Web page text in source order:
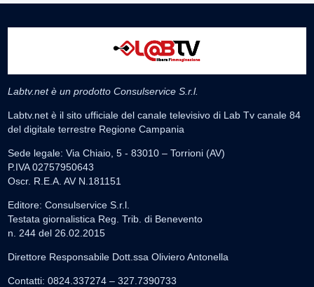
Labtv.net è un prodotto Consulservice S.r.l.
Labtv.net è il sito ufficiale del canale televisivo di Lab Tv canale 84
del digitale terrestre Regione Campania
Sede legale: Via Chiaio, 5 - 83010 – Torrioni (AV)
P.IVA 02757950643
Oscr. R.E.A. AV N.181151
Editore: Consulservice S.r.l.
Testata giornalistica Reg. Trib. di Benevento
n. 244 del 26.02.2015
Direttore Responsabile Dott.ssa Oliviero Antonella
Contatti: 0824.337274 – 327.7390733